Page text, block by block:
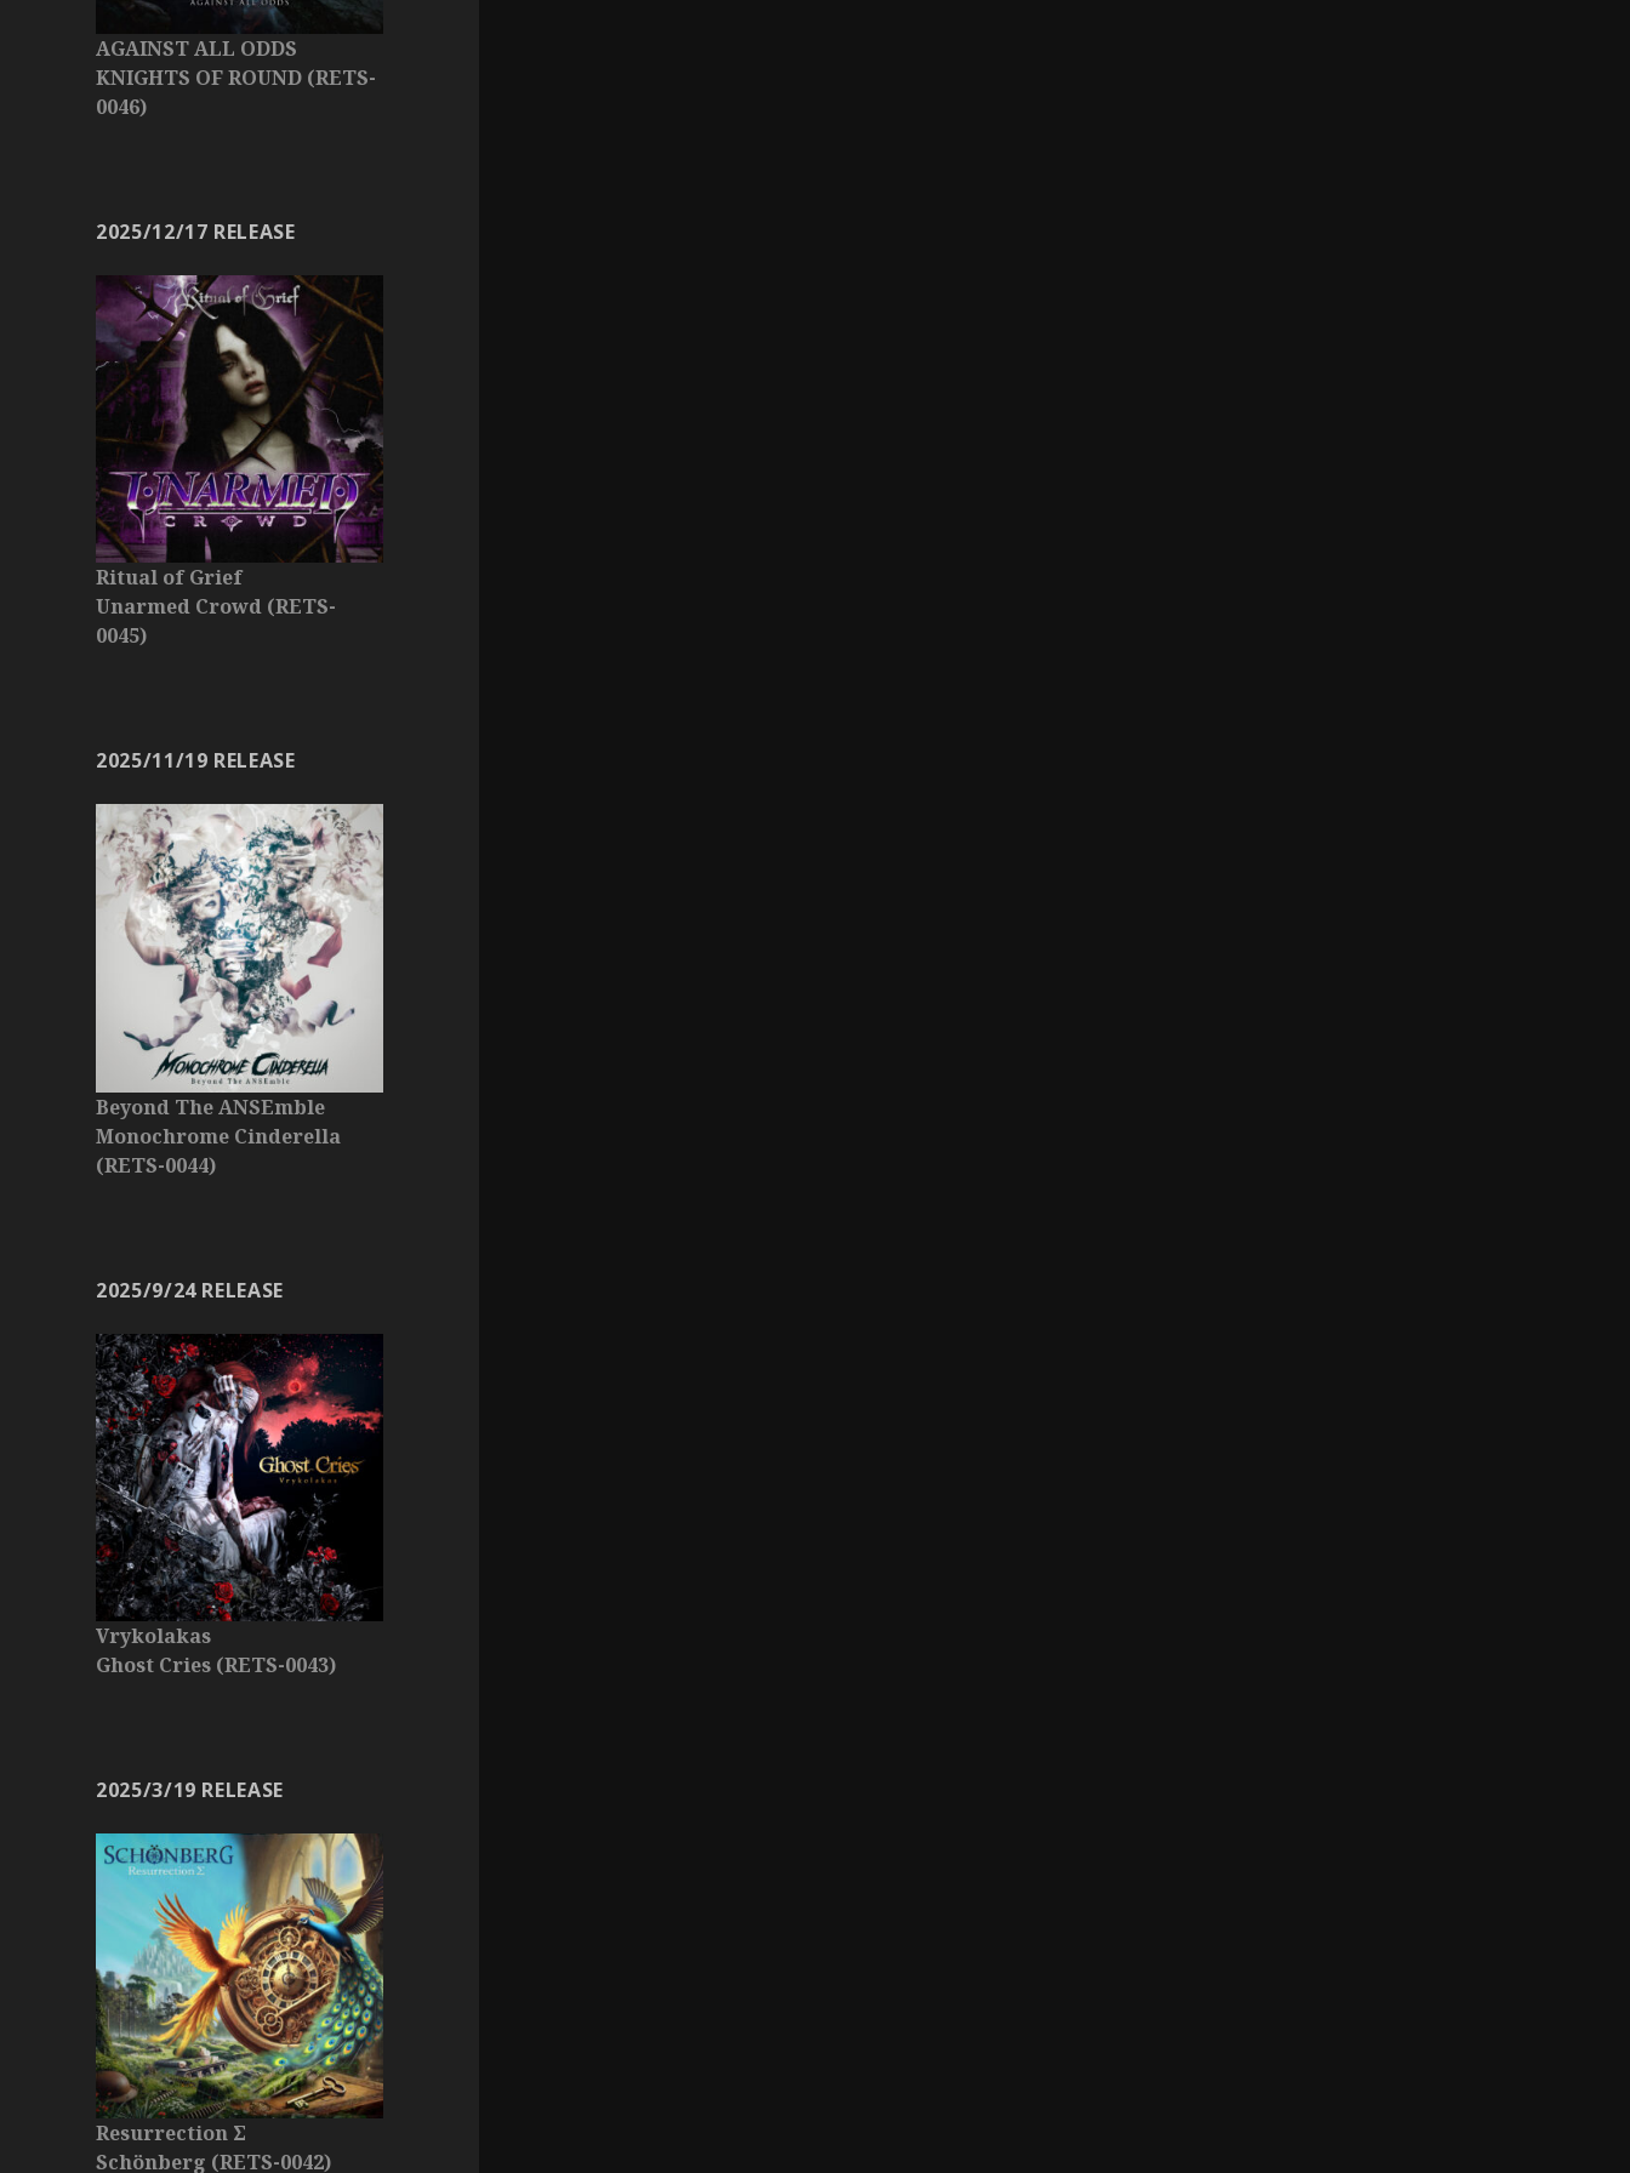
AGAINST ALL ODDS
KNIGHTS OF ROUND (RETS-
0046)
2025/12/17 RELEASE
Ritual of Grief
Unarmed Crowd (RETS-
0045)
2025/11/19 RELEASE
Beyond The ANSEmble
Monochrome Cinderella
(RETS-0044)
2025/9/24 RELEASE
Vrykolakas
Ghost Cries (RETS-0043)
2025/3/19 RELEASE
Resurrection Σ
Schönberg (RETS-0042)